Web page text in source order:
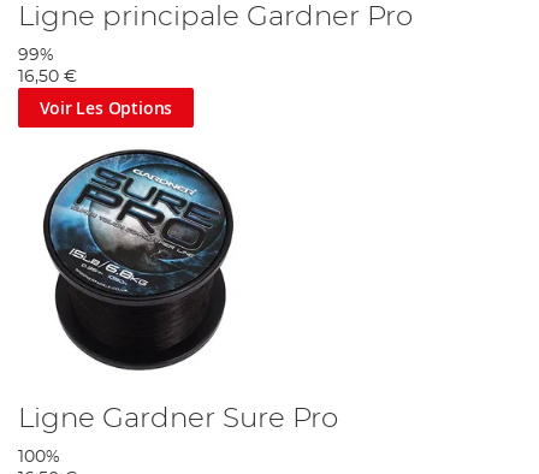
Ligne principale Gardner Pro
99%
16,50 €
Voir Les Options
Ligne Gardner Sure Pro
100%